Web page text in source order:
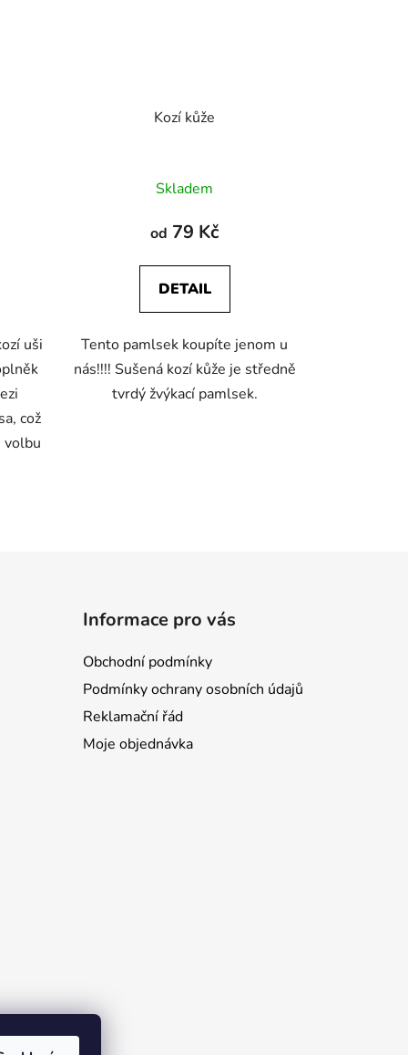
uši
což
volbu
Kozí kůže
hodnocení
produktu
4,8
z
hvězdiček.
Skladem
od 79 Kč
DETAIL
Tento pamlsek koupíte jenom u
nás!!!! Sušená kozí kůže je středně
tvrdý žvýkací pamlsek.
Informace pro vás
Obchodní podmínky
Podmínky ochrany osobních údajů
Reklamační řád
Moje objednávka